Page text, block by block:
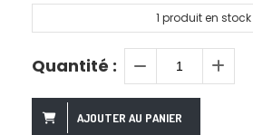
1 produit en stock
Quantité :
AJOUTER AU PANIER